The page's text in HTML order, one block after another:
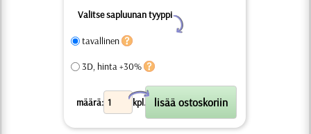
Valitse sapluunan tyyppi
Y
tavallinen
3D, hinta +30%
määrä: kpl.
X